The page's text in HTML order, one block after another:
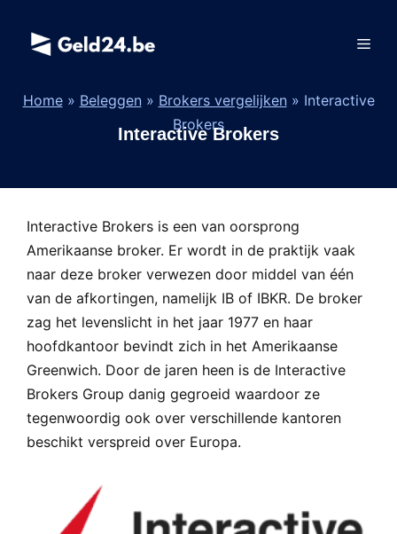
Home» Beleggen » Brokers vergelijken » Interactive
Brokers
Interactive Brokers
Interactive Brokers is een van oorsprong
Amerikaanse broker. Er wordt in de praktijk vaak
naar deze broker verwezen door middel van één
van de afkortingen, namelijk IB of IBKR. De broker
zag het levenslicht in het jaar 1977 en haar
hoofdkantoor bevindt zich in het Amerikaanse
Greenwich. Door de jaren heen is de Interactive
Brokers Group danig gegroeid waardoor ze
tegenwoordig ook over verschillende kantoren
beschikt verspreid over Europa.